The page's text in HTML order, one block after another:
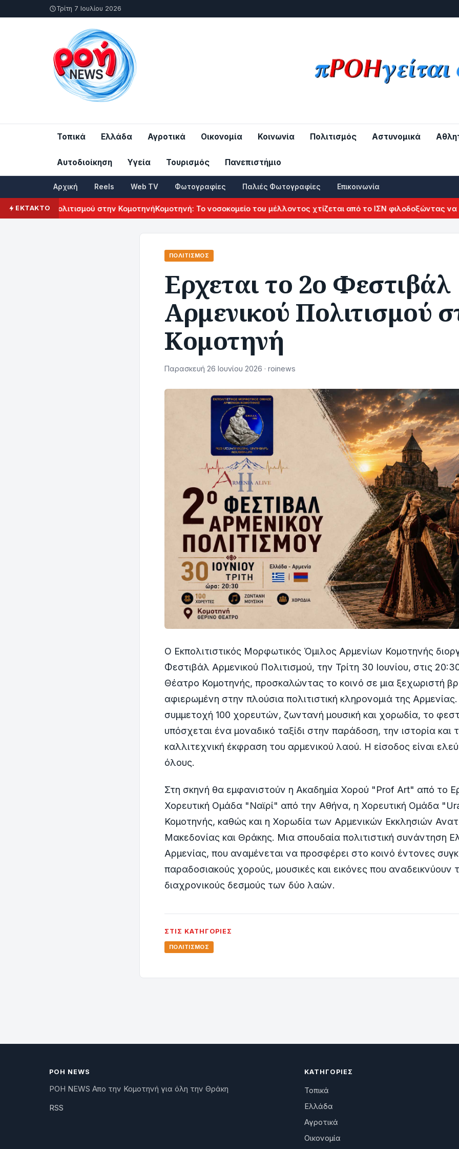
Τρίτη 7 Ιουλίου 2026
Τοπικά Ελλάδα Αγροτικά Οικονομία Κοινωνία Πολιτισμός Αστυνομικά
Αυτοδιοίκηση Υγεία Τουρισμός Πανεπιστήμιο
Αρχική Reels Web TV Φωτογραφίες Παλιές Φωτογραφίες Επικοινωνία
ΕΚΤΑΚΤΟΠολιτισμού στην ΚομοτηνήΚομοτηνή: Το νοσοκομείο του μέλλοντος χτίζεται από το ΙΣΝ φιλοδοξώντας να
ΠΟΛΙΤΙΣΜΌΣ
Ερχεται το 2ο Φεστιβάλ
Αρμενικού Πολιτισμού
Κομοτηνή
Παρασκευή 26 Ιουνίου 2026 · roinews
Ο Εκπολιτιστικός Μορφωτικός Όμιλος Αρμενίων Κομοτηνής
Φεστιβάλ Αρμενικού Πολιτισμού, την Τρίτη 30 Ιουνίου, στις
Θέατρο Κομοτηνής, προσκαλώντας το κοινό σε μια ξεχωριστή
αφιερωμένη στην πλούσια πολιτιστική κληρονομιά της
συμμετοχή 100 χορευτών, ζωντανή μουσική και χορωδία, το
υπόσχεται ένα μοναδικό ταξίδι στην παράδοση, την ιστορία και
καλλιτεχνική έκφραση του αρμενικού λαού. Η είσοδος είναι
όλους.
Στη σκηνή θα εμφανιστούν η Ακαδημία Χορού "Prof Art" από το
Χορευτική Ομάδα "Ναϊρί" από την Αθήνα, η Χορευτική Ομάδα
Κομοτηνής, καθώς και η Χορωδία των Αρμενικών Εκκλησιών
Μακεδονίας και Θράκης. Μια σπουδαία πολιτιστική συνάντηση
Αρμενίας, που αναμένεται να προσφέρει στο κοινό έντονες
παραδοσιακούς χορούς, μουσικές και εικόνες που αναδεικνύουν
διαχρονικούς δεσμούς των δύο λαών.
ΣΤΙΣ ΚΑΤΗΓΟΡΊΕΣ
ΠΟΛΙΤΙΣΜΌΣ
ΡΟΗ NEWS
ΡΟΗ NEWS Απο την Κομοτηνή για όλη την Θράκη
RSS
ΚΑΤΗΓΟΡΊΕΣ
Τοπικά
Ελλάδα
Αγροτικά
Οικονομία